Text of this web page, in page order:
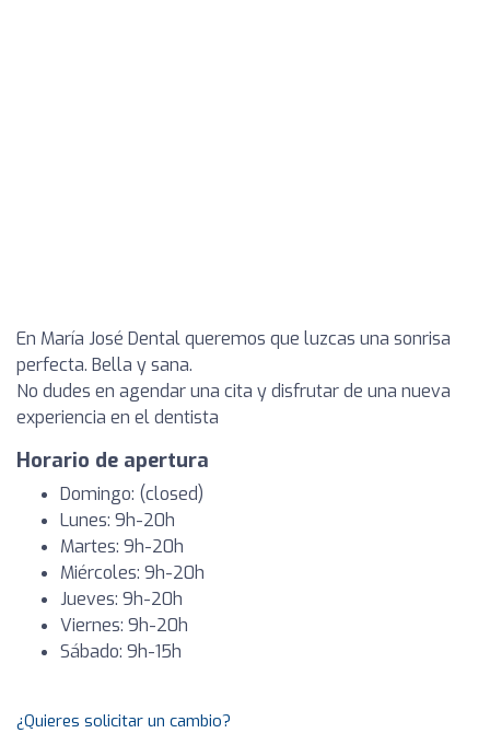
En María José Dental queremos que luzcas una sonrisa
perfecta. Bella y sana.
No dudes en agendar una cita y disfrutar de una nueva
experiencia en el dentista
Horario de apertura
Domingo: (closed)
Lunes: 9h-20h
Martes: 9h-20h
Miércoles: 9h-20h
Jueves: 9h-20h
Viernes: 9h-20h
Sábado: 9h-15h
¿Quieres solicitar un cambio?